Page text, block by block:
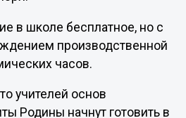
в школе бесплатное, но с
производственной
часов.
учителей основ
Родины начнут готовить в